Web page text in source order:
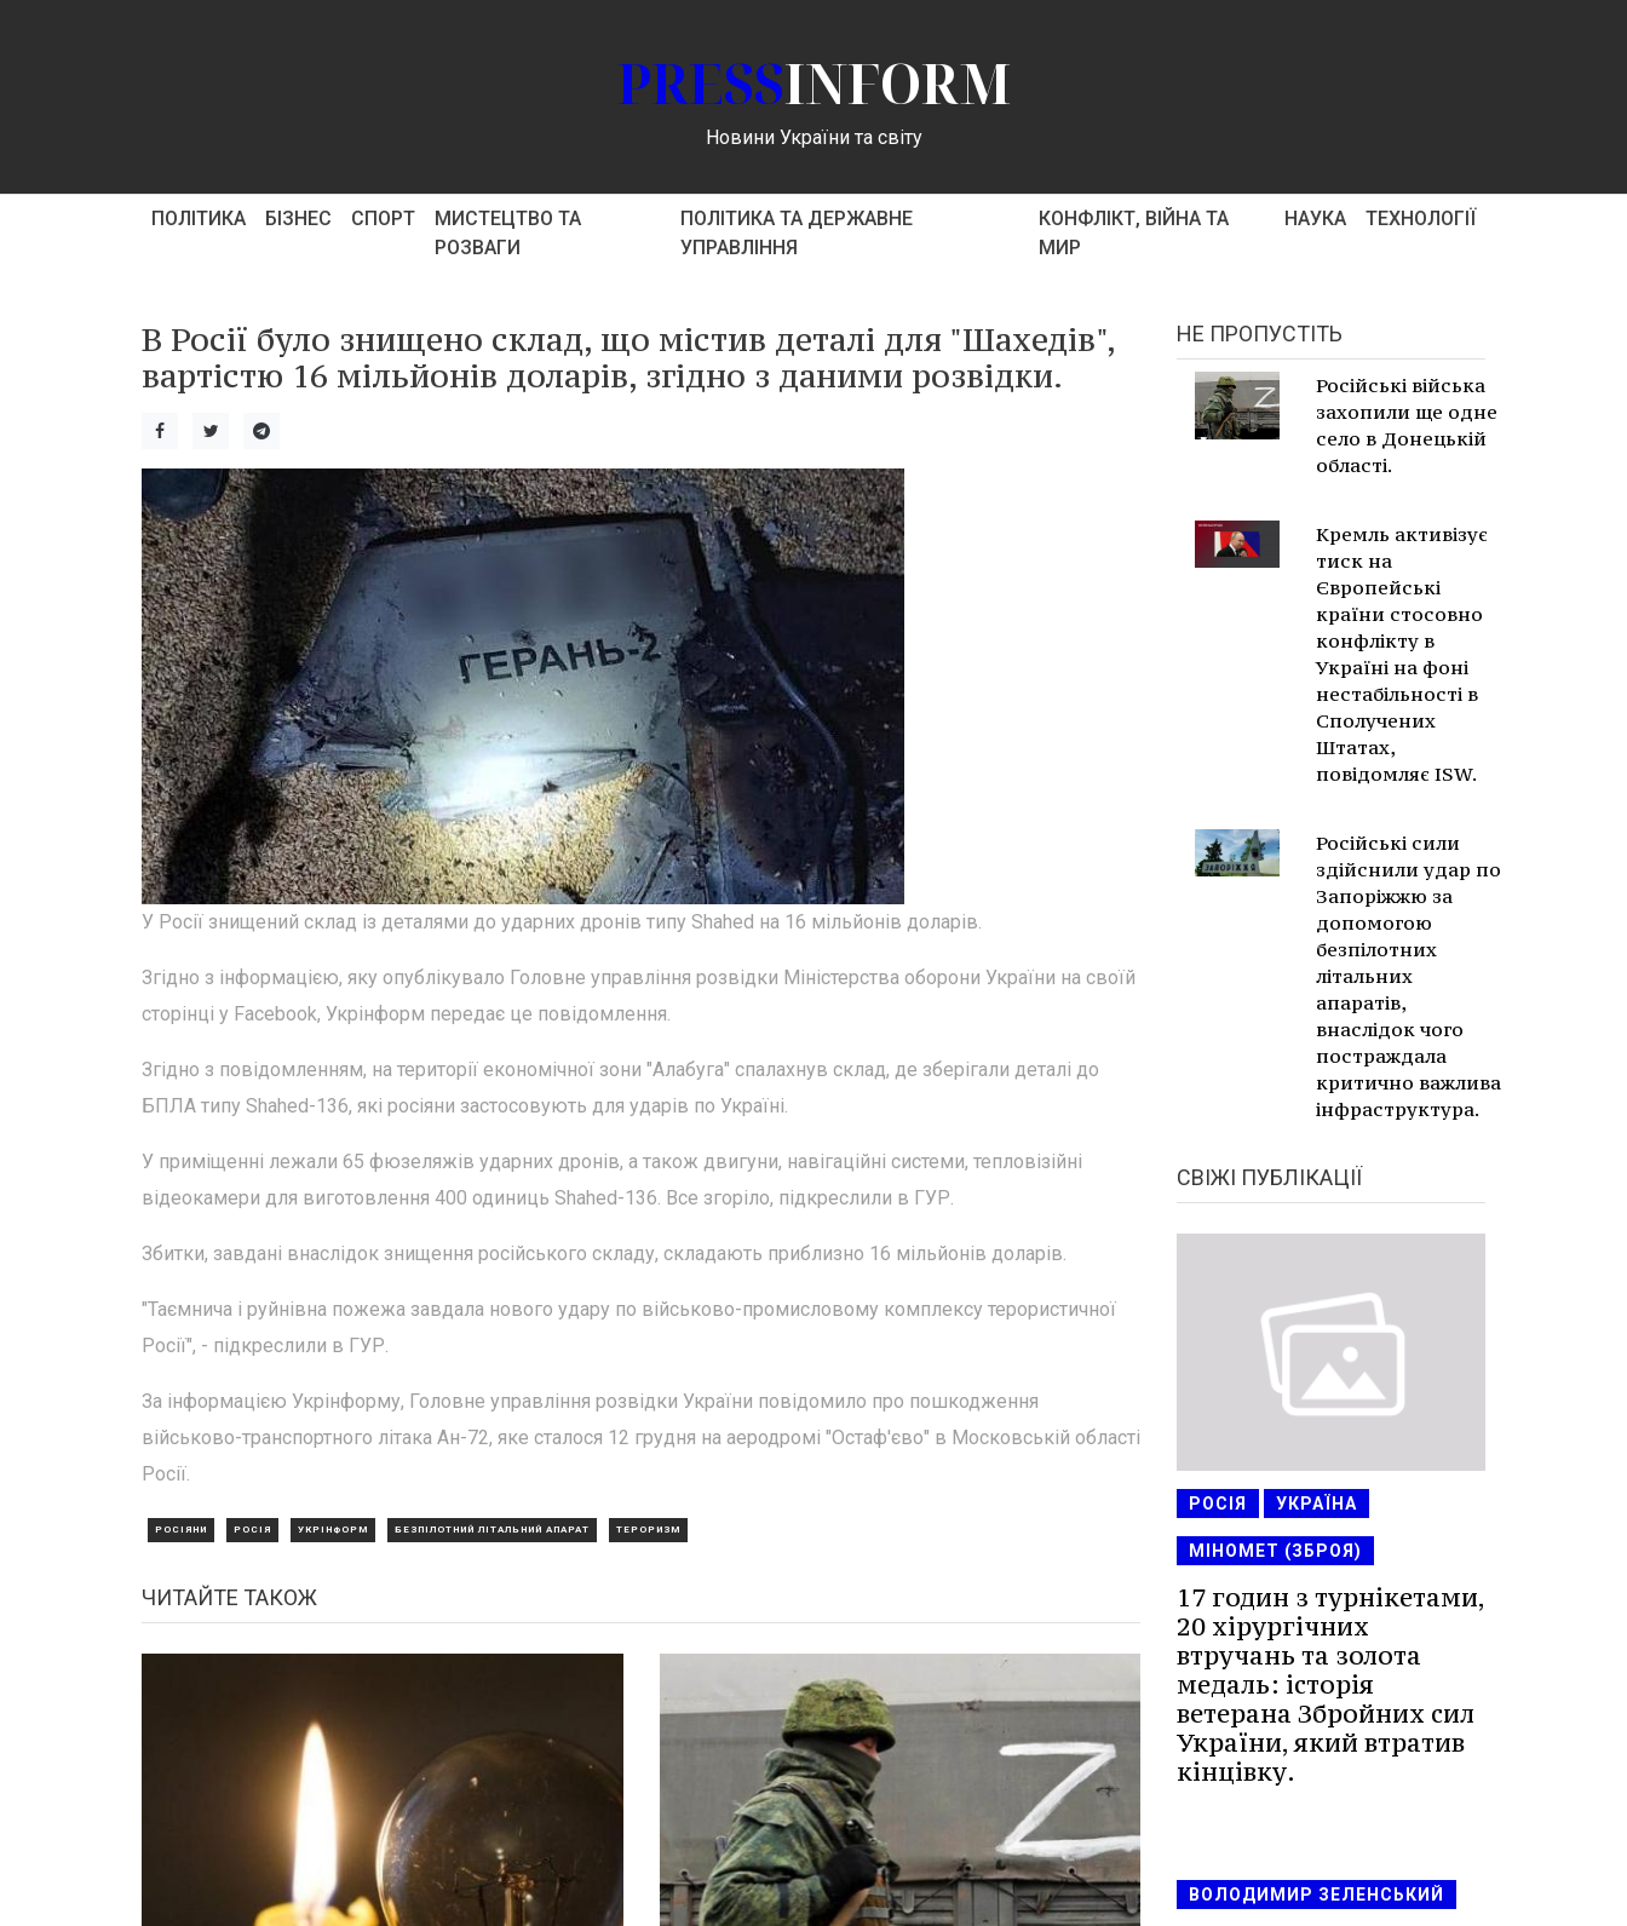
PRESSINFORM
Новини України та світу
ПОЛІТИКА БІЗНЕС СПОРТ
МИСТЕЦТВО ТА
РОЗВАГИ
ПОЛІТИКА ТА ДЕРЖАВНЕ
УПРАВЛІННЯ
КОНФЛІКТ, ВІЙНА ТА
МИР
НАУКА ТЕХНОЛОГІЇ
В Росії було знищено склад, що містив деталі для "Шахедів",
вартістю 16 мільйонів доларів, згідно з даними розвідки.
У Росії знищений склад із деталями до ударних дронів типу Shahed на 16 мільйонів доларів.
Згідно з інформацією, яку опублікувало Головне управління розвідки Міністерства оборони України на своїй
сторінці у Facebook, Укрінформ передає це повідомлення.
Згідно з повідомленням, на території економічної зони "Алабуга" спалахнув склад, де зберігали деталі до
БПЛА типу Shahed-136, які росіяни застосовують для ударів по Україні.
У приміщенні лежали 65 фюзеляжів ударних дронів, а також двигуни, навігаційні системи, тепловізійні
відеокамери для виготовлення 400 одиниць Shahed-136. Все згоріло, підкреслили в ГУР.
Збитки, завдані внаслідок знищення російського складу, складають приблизно 16 мільйонів доларів.
"Таємнича і руйнівна пожежа завдала нового удару по військово-промисловому комплексу терористичної
Росії", - підкреслили в ГУР.
За інформацією Укрінформу, Головне управління розвідки України повідомило про пошкодження
військово-транспортного літака Ан-72, яке сталося 12 грудня на аеродромі "Остаф'єво" в Московській області
Росії.
РОСІЯНИ РОСІЯ УКРІНФОРМ БЕЗПІЛОТНИЙ ЛІТАЛЬНИЙ АПАРАТ ТЕРОРИЗМ
ЧИТАЙТЕ ТАКОЖ
НЕ ПРОПУСТІТЬ
Російські війська
захопили ще одне
село в Донецькій
області.
Кремль активізує
тиск на
Європейські
країни стосовно
конфлікту в
Україні на фоні
нестабільності в
Сполучених
Штатах,
повідомляє ISW.
Російські сили
здійснили удар по
Запоріжжю за
допомогою
безпілотних
літальних
апаратів,
внаслідок чого
постраждала
критично важлива
інфраструктура.
СВІЖІ ПУБЛІКАЦІЇ
РОСІЯ УКРАЇНА
МІНОМЕТ (ЗБРОЯ)
17 годин з турнікетами,
20 хірургічних
втручань та золота
медаль: історія
ветерана Збройних сил
України, який втратив
кінцівку.
ВОЛОДИМИР ЗЕЛЕНСЬКИЙ